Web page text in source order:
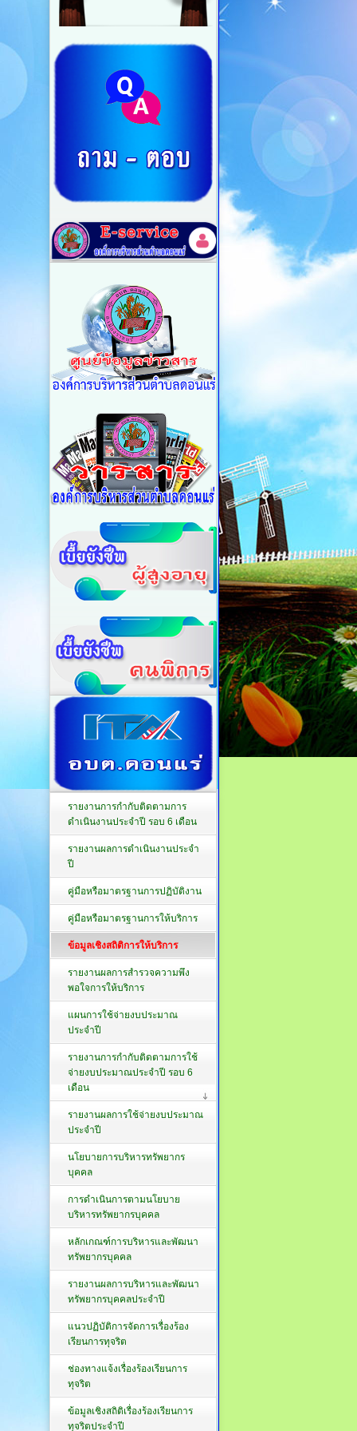
รายงานการกำกับติดตามการ
ดำเนินงานประจำปี รอบ 6 เดือน
รายงานผลการดำเนินงานประจำ
ปี
คู่มือหรือมาตรฐานการปฏิบัติงาน
คู่มือหรือมาตรฐานการให้บริการ
ข้อมูลเชิงสถิติการให้บริการ
รายงานผลการสำรวจความพึง
พอใจการให้บริการ
แผนการใช้จ่ายงบประมาณ
ประจำปี
รายงานการกำกับติดตามการใช้
จ่ายงบประมาณประจำปี รอบ 6
เดือน
รายงานผลการใช้จ่ายงบประมาณ
ประจำปี
นโยบายการบริหารทรัพยากร
บุคคล
การดำเนินการตามนโยบาย
บริหารทรัพยากรบุคคล
หลักเกณฑ์การบริหารและพัฒนา
ทรัพยากรบุคคล
รายงานผลการบริหารและพัฒนา
ทรัพยากรบุคคลประจำปี
แนวปฏิบัติการจัดการเรื่องร้อง
เรียนการทุจริต
ช่องทางแจ้งเรื่องร้องเรียนการ
ทุจริต
ข้อมูลเชิงสถิติเรื่องร้องเรียนการ
ทุจริตประจำปี